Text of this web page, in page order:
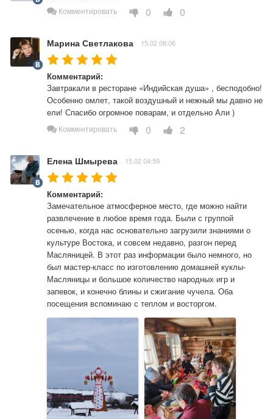
Комментировать 0 0
Марина Светлакова 15.02 08:06
Комментарий:
Завтракали в ресторане «Индийская душа» , бесподобно!
Особенно омлет, такой воздушный и нежный мы давно не
ели! Спасибо огромное поварам, и отдельно Али )
Комментировать 0 2
Елена Шмырева 15.02 04:59
Комментарий:
Замечательное атмосферное место, где можно найти
развлечение в любое время года. Были с группой
осенью, когда нас основательно загрузили знаниями о
культуре Востока, и совсем недавно, разгон перед
Масляницей. В этот раз информации было немного, но
был мастер-класс по изготовлению домашней куклы-
Масляницы и большое количество народных игр и
запевок, и конечно блины и сжигание чучела. Оба
посещения вспоминаю с теплом и восторгом.